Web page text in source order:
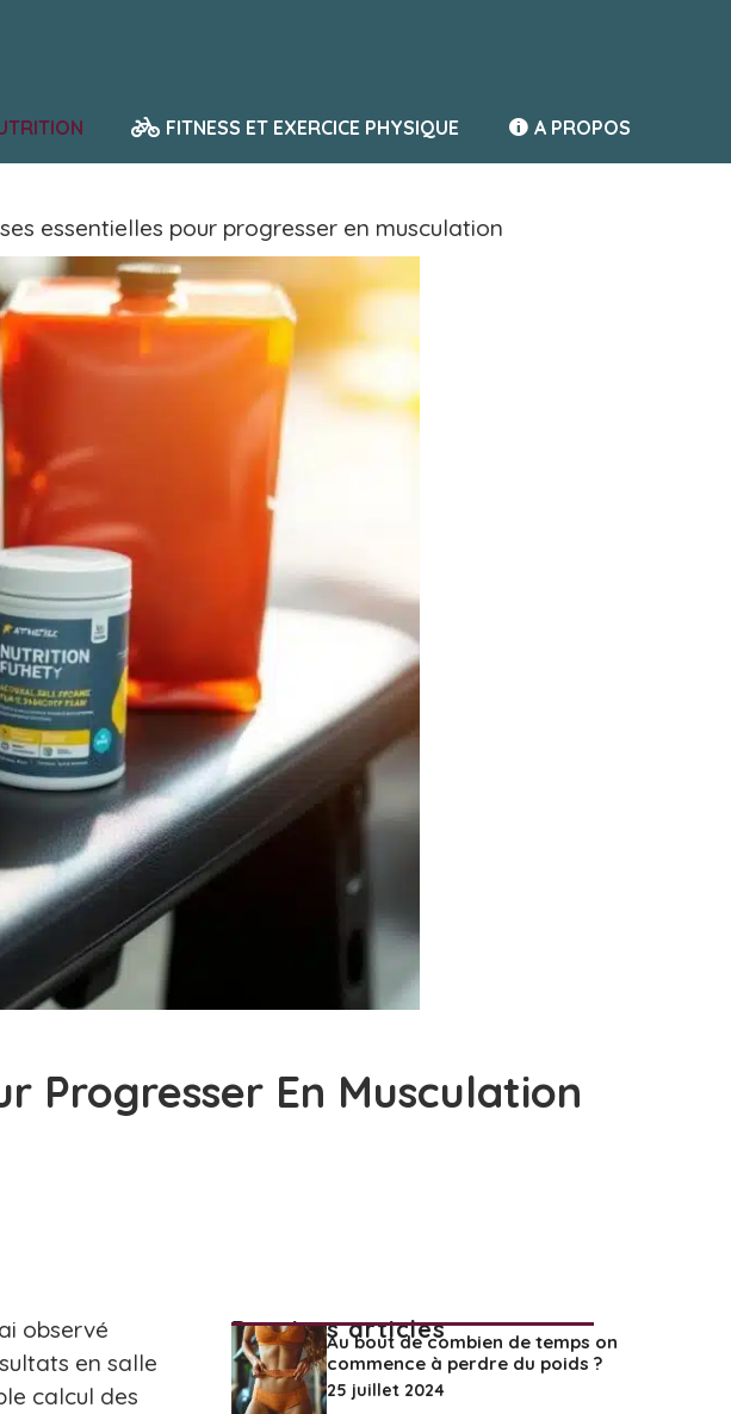
FITNESS ET EXERCICE PHYSIQUE A PROPOS
essentielles pour progresser en musculation
Progresser En Musculation
observé
en salle
calcul des
Derniers articles
Au bout de combien de temps on
commence à perdre du poids ?
25 juillet 2024